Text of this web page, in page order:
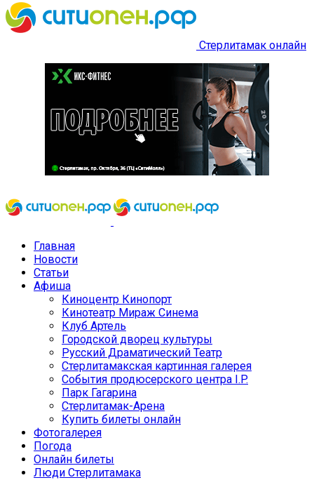
Стерлитамак онлайн
Главная
Новости
Статьи
Афиша
Киноцентр Кинопорт
Кинотеатр Мираж Синема
Клуб Артель
Городской дворец культуры
Русский Драматический Театр
Стерлитамакская картинная галерея
События продюсерского центра I.P.
Парк Гагарина
Стерлитамак-Арена
Купить билеты онлайн
Фотогалерея
Погода
Онлайн билеты
Люди Стерлитамака